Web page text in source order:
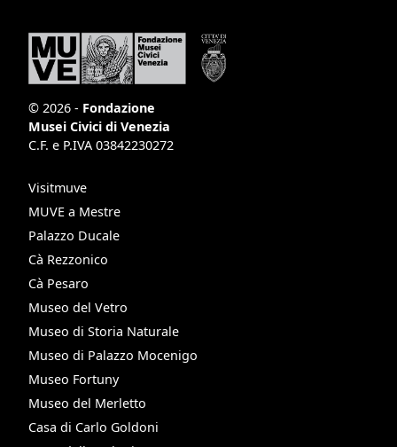
© 2026 - Fondazione
Musei Civici di Venezia
C.F. e P.IVA 03842230272
Visitmuve
MUVE a Mestre
Palazzo Ducale
Cà Rezzonico
Cà Pesaro
Museo del Vetro
Museo di Storia Naturale
Museo di Palazzo Mocenigo
Museo Fortuny
Museo del Merletto
Casa di Carlo Goldoni